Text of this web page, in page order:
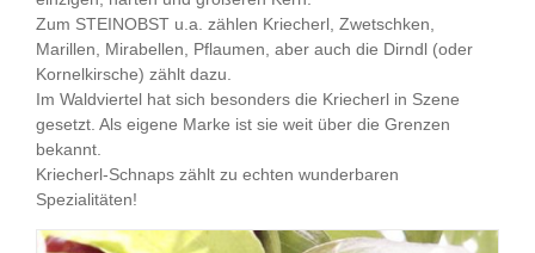
Zum STEINOBST u.a. zählen Kriecherl, Zwetschken,
Marillen, Mirabellen, Pflaumen, aber auch die Dirndl (oder
Kornelkirsche) zählt dazu.
Im Waldviertel hat sich besonders die Kriecherl in Szene
gesetzt. Als eigene Marke ist sie weit über die Grenzen
bekannt.
Kriecherl-Schnaps zählt zu echten wunderbaren
Spezialitäten!